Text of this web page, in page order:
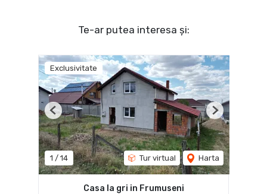
Te-ar putea interesa și:
Exclusivitate
1 / 14 Tur virtual Harta
Previous Next
Casa la gri in Frumuseni